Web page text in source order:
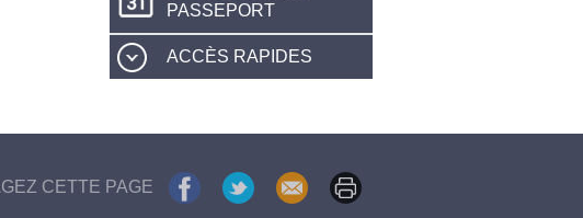
PASSEPORT
ACCÈS RAPIDES
CETTE PAGE